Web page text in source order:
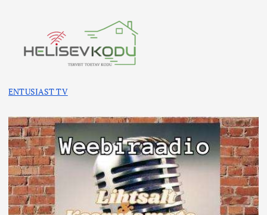
ENTUSIAST TV